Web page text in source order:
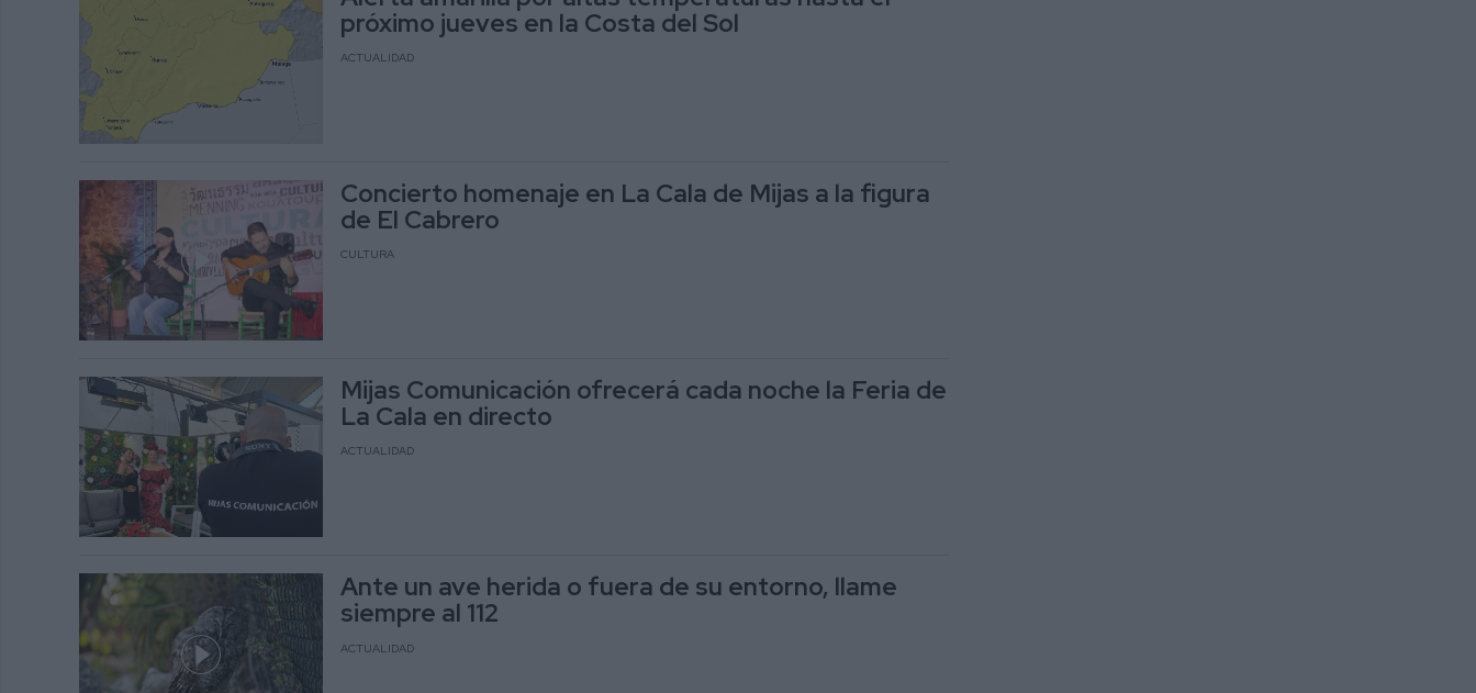
próximo jueves en la Costa del Sol
ACTUALIDAD
Concierto homenaje en La Cala de Mijas a la figura
de El Cabrero
CULTURA
Mijas Comunicación ofrecerá cada noche la Feria de
La Cala en directo
ACTUALIDAD
Ante un ave herida o fuera de su entorno, llame
siempre al 112
ACTUALIDAD